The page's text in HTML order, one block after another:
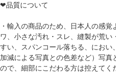
❤品質について
・輸入の商品のため、日本人の感
ワ、小さな汚れ・スレ、縫製が荒
すい、スパンコール落ちる、にお
加減による写真との色差など）写
ので、細部にこだわる方は控えてく